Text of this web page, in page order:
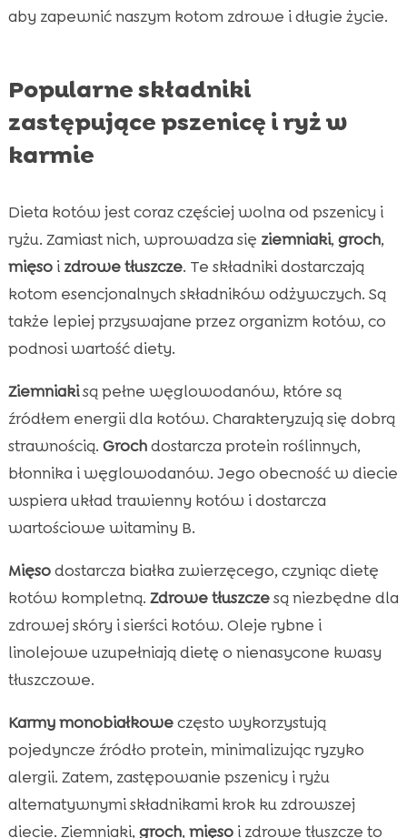
aby zapewnić naszym kotom zdrowe i długie życie.
Popularne składniki
zastępujące pszenicę i ryż w
karmie
Dieta kotów jest coraz częściej wolna od pszenicy i
ryżu. Zamiast nich, wprowadza się ziemniaki, groch,
mięsoi zdrowe tłuszcze. Te składniki dostarczają
kotom esencjonalnych składników odżywczych. Są
także lepiej przyswajane przez organizm kotów, co
podnosi wartość diety.
Ziemniakisą pełne węglowodanów, które są
źródłem energii dla kotów. Charakteryzują się dobrą
strawnością. Grochdostarcza protein roślinnych,
błonnika i węglowodanów. Jego obecność w diecie
wspiera układ trawienny kotów i dostarcza
wartościowe witaminy B.
Mięsodostarcza białka zwierzęcego, czyniąc dietę
kotów kompletną. Zdrowe tłuszczesą niezbędne dla
zdrowej skóry i sierści kotów. Oleje rybne i
linolejowe uzupełniają dietę o nienasycone kwasy
tłuszczowe.
Karmy monobiałkoweczęsto wykorzystują
pojedyncze źródło protein, minimalizując ryzyko
alergii. Zatem, zastępowanie pszenicy i ryżu
alternatywnymi składnikami krok ku zdrowszej
diecie. Ziemniaki, groch, mięsoi zdrowe tłuszcze to